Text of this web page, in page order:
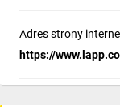
Adres strony
https://